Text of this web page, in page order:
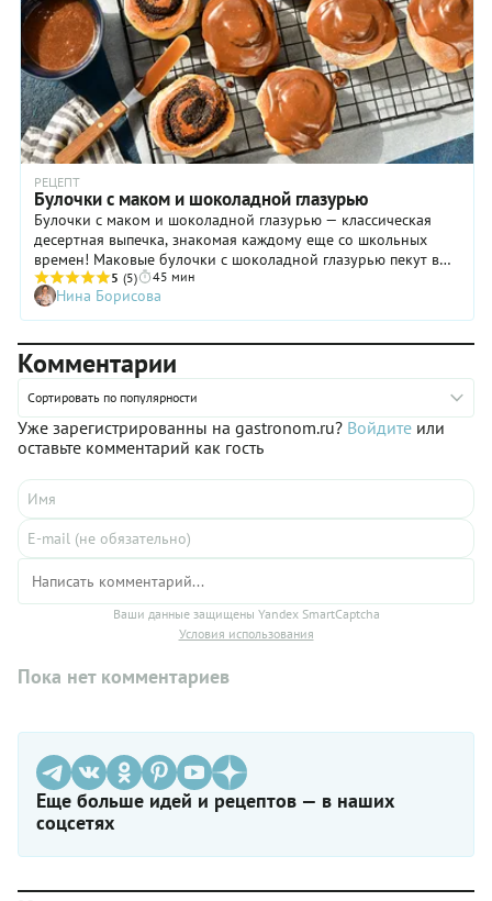
РЕЦЕПТ
Булочки с маком и шоколадной глазурью
Булочки с маком и шоколадной глазурью — классическая
десертная выпечка, знакомая каждому еще со школьных
времен! Маковые булочки с шоколадной глазурью пекут в
духовке из сдобного и мягкого дрожжевого теста. Мак для
приготовления начинки по рецепту требует особенного
внимания — для того, чтобы зернышки мака в полной мере
раскрыли свой выразительный вкус, их предварительно
томят в молоке, затем измельчают блендером и соединяют с
сахаром и сливочным маслом. Безусловно, времени на это
потребуется не мало, да и калорий в маковых булочках
предостаточно. Но каждому понятно — жизнь с маковыми
булочками в шоколаде становится намного приятнее!
5 (5) 45 мин
Нина Борисова
Комментарии
Сортировать по популярности
Уже зарегистрированны на gastronom.ru? Войдите или
оставьте комментарий как гость
Ваши данные защищены Yandex SmartCaptcha
Условия использования
Пока нет комментариев
Еще больше идей и рецептов — в наших
соцсетях